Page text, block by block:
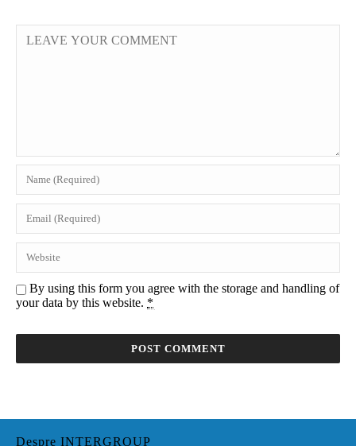
By using this form you agree with the storage and handling of
your data by this website. *
Despre INTERGROUP